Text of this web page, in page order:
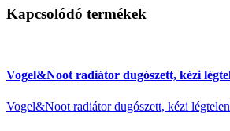
Kapcsolódó termékek
Vogel&Noot radiátor dugószett, kézi
Vogel&Noot radiátor dugószett, kézi